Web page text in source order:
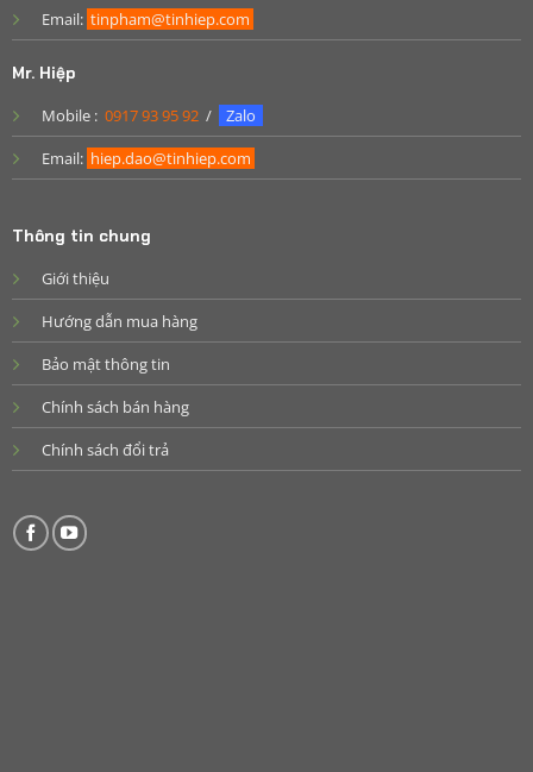
Email: tinpham@tinhiep.com
Mr. Hiệp
Mobile : 0917 93 95 92/
Zalo
Email: hiep.dao@tinhiep.com
Thông tin chung
Giới thiệu
Hướng dẫn mua hàng
Bảo mật thông tin
Chính sách bán hàng
Chính sách đổi trả